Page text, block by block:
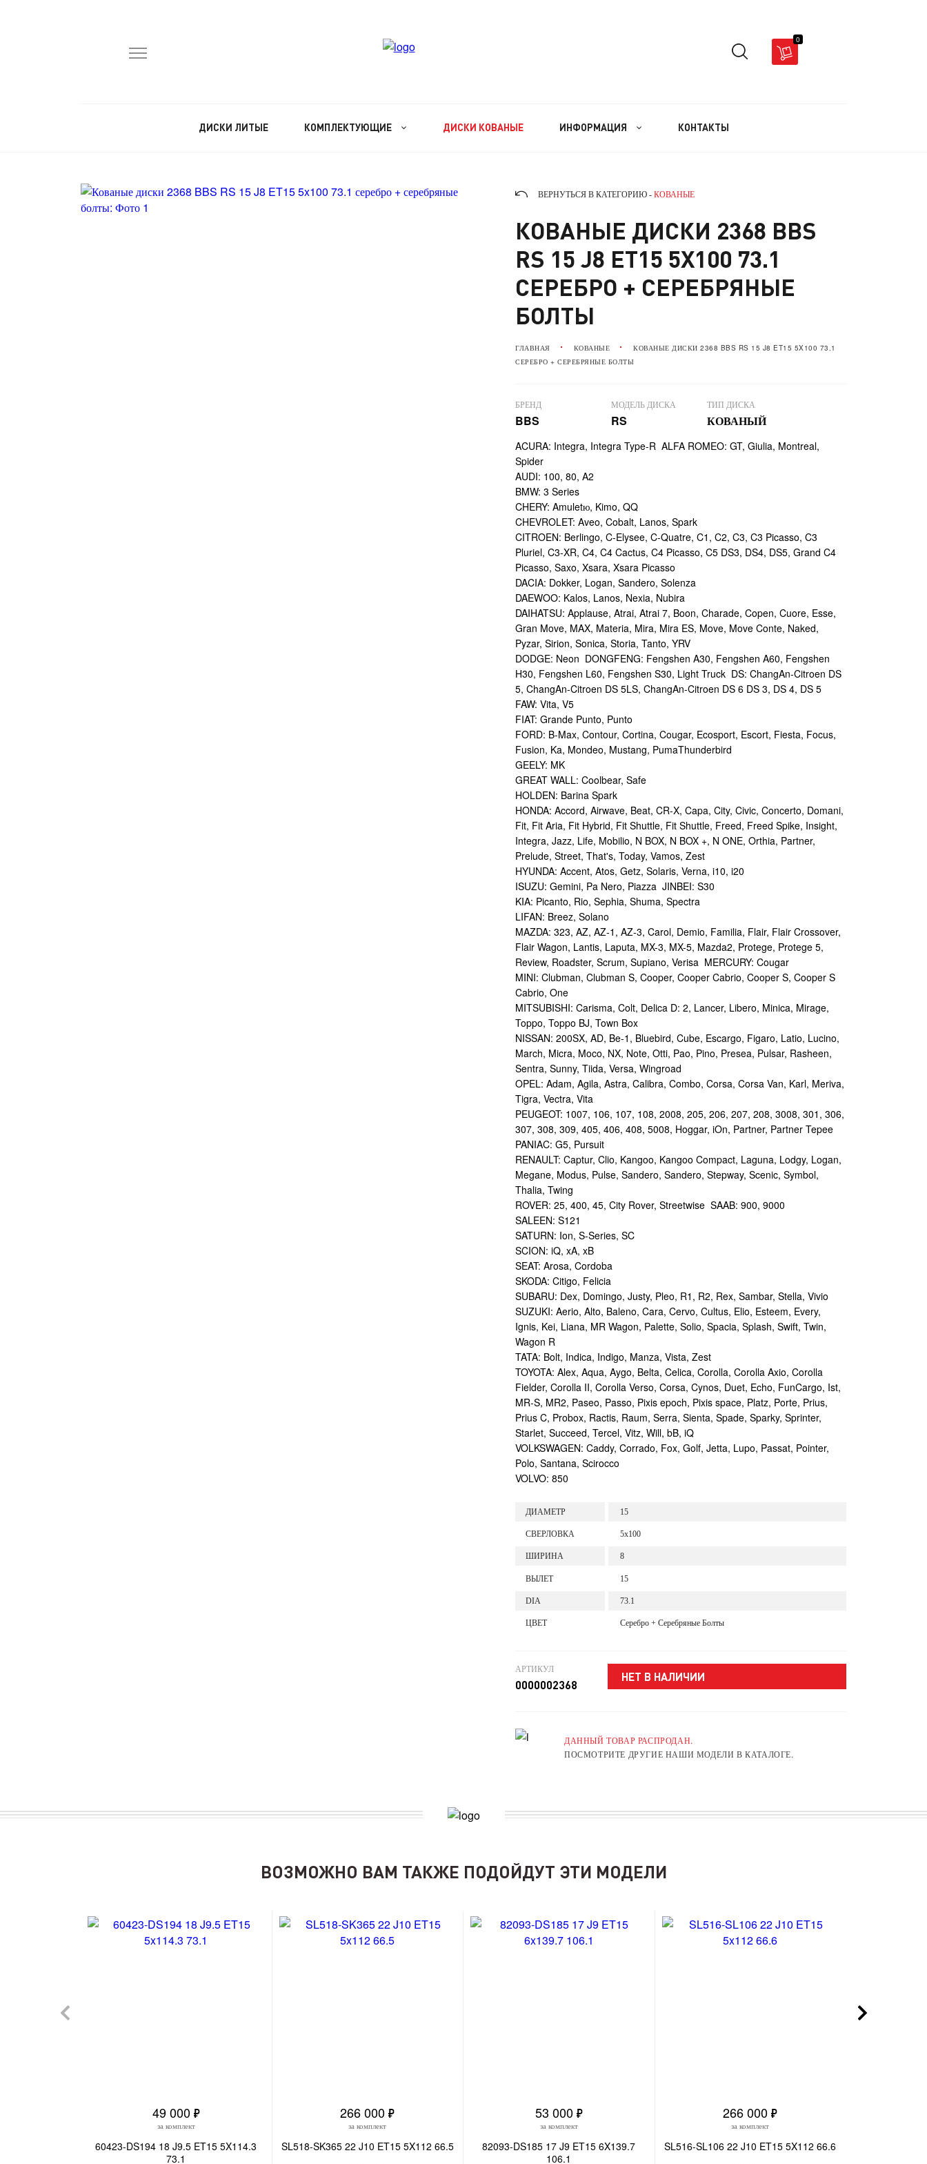
0
ДИСКИ ЛИТЫЕ КОМПЛЕКТУЮЩИЕ ДИСКИ КОВАНЫЕ ИНФОРМАЦИЯ КОНТАКТЫ
ВЕРНУТЬСЯ В КАТЕГОРИЮ - КОВАНЫЕ
КОВАНЫЕ ДИСКИ 2368 BBS
RS 15 J8 ET15 5X100 73.1
СЕРЕБРО + СЕРЕБРЯНЫЕ
БОЛТЫ
ГЛАВНАЯ КОВАНЫЕ
КОВАНЫЕ ДИСКИ 2368 BBS RS 15 J8 ET15 5X100 73.1
СЕРЕБРО + СЕРЕБРЯНЫЕ БОЛТЫ
БРЕНД
BBS
МОДЕЛЬ ДИСКА
RS
ТИП ДИСКА
КОВАНЫЙ
ACURA: Integra, Integra Type-R ALFA ROMEO: GT, Giulia, Montreal,
Spider
AUDI: 100, 80, A2
BMW: 3 Series
CHERY: Amuletю, Kimo, QQ
CHEVROLET: Aveo, Cobalt, Lanos, Spark
CITROEN: Berlingo, C-Elysee, C-Quatre, C1, C2, C3, C3 Picasso, C3
Pluriel, C3-XR, C4, C4 Cactus, C4 Picasso, C5 DS3, DS4, DS5, Grand C4
Picasso, Saxo, Xsara, Xsara Picasso
DACIA: Dokker, Logan, Sandero, Solenza
DAEWOO: Kalos, Lanos, Nexia, Nubira
DAIHATSU: Applause, Atrai, Atrai 7, Boon, Charade, Copen, Cuore, Esse,
Gran Move, MAX, Materia, Mira, Mira ES, Move, Move Conte, Naked,
Pyzar, Sirion, Sonica, Storia, Tanto, YRV
DODGE: Neon DONGFENG: Fengshen A30, Fengshen A60, Fengshen
H30, Fengshen L60, Fengshen S30, Light Truck DS: ChangAn-Citroen DS
5, ChangAn-Citroen DS 5LS, ChangAn-Citroen DS 6 DS 3, DS 4, DS 5
FAW: Vita, V5
FIAT: Grande Punto, Punto
FORD: B-Max, Contour, Cortina, Cougar, Ecosport, Escort, Fiesta, Focus,
Fusion, Ka, Mondeo, Mustang, PumaThunderbird
GEELY: MK
GREAT WALL: Coolbear, Safe
HOLDEN: Barina Spark
HONDA: Accord, Airwave, Beat, CR-X, Capa, City, Civic, Concerto, Domani,
Fit, Fit Aria, Fit Hybrid, Fit Shuttle, Fit Shuttle, Freed, Freed Spike, Insight,
Integra, Jazz, Life, Mobilio, N BOX, N BOX +, N ONE, Orthia, Partner,
Prelude, Street, That's, Today, Vamos, Zest
HYUNDA: Accent, Atos, Getz, Solaris, Verna, i10, i20
ISUZU: Gemini, Pa Nero, Piazza JINBEI: S30
KIA: Picanto, Rio, Sephia, Shuma, Spectra
LIFAN: Breez, Solano
MAZDA: 323, AZ, AZ-1, AZ-3, Carol, Demio, Familia, Flair, Flair Crossover,
Flair Wagon, Lantis, Laputa, MX-3, MX-5, Mazda2, Protege, Protege 5,
Review, Roadster, Scrum, Supiano, Verisa MERCURY: Cougar
MINI: Clubman, Clubman S, Cooper, Cooper Cabrio, Cooper S, Cooper S
Cabrio, One
MITSUBISHI: Carisma, Colt, Delica D: 2, Lancer, Libero, Minica, Mirage,
Toppo, Toppo BJ, Town Box
NISSAN: 200SX, AD, Be-1, Bluebird, Cube, Escargo, Figaro, Latio, Lucino,
March, Micra, Moco, NX, Note, Otti, Pao, Pino, Presea, Pulsar, Rasheen,
Sentra, Sunny, Tiida, Versa, Wingroad
OPEL: Adam, Agila, Astra, Calibra, Combo, Corsa, Corsa Van, Karl, Meriva,
Tigra, Vectra, Vita
PEUGEOT: 1007, 106, 107, 108, 2008, 205, 206, 207, 208, 3008, 301, 306,
307, 308, 309, 405, 406, 408, 5008, Hoggar, iOn, Partner, Partner Tepee
PANIAC: G5, Pursuit
RENAULT: Captur, Clio, Kangoo, Kangoo Compact, Laguna, Lodgy, Logan,
Megane, Modus, Pulse, Sandero, Sandero, Stepway, Scenic, Symbol,
Thalia, Twing
ROVER: 25, 400, 45, City Rover, Streetwise SAAB: 900, 9000
SALEEN: S121
SATURN: Ion, S-Series, SC
SCION: iQ, xA, xB
SEAT: Arosa, Cordoba
SKODA: Citigo, Felicia
SUBARU: Dex, Domingo, Justy, Pleo, R1, R2, Rex, Sambar, Stella, Vivio
SUZUKI: Aerio, Alto, Baleno, Cara, Cervo, Cultus, Elio, Esteem, Every,
Ignis, Kei, Liana, MR Wagon, Palette, Solio, Spacia, Splash, Swift, Twin,
Wagon R
TATA: Bolt, Indica, Indigo, Manza, Vista, Zest
TOYOTA: Alex, Aqua, Aygo, Belta, Celica, Corolla, Corolla Axio, Corolla
Fielder, Corolla II, Corolla Verso, Corsa, Cynos, Duet, Echo, FunCargo, Ist,
MR-S, MR2, Paseo, Passo, Pixis epoch, Pixis space, Platz, Porte, Prius,
Prius C, Probox, Ractis, Raum, Serra, Sienta, Spade, Sparky, Sprinter,
Starlet, Succeed, Tercel, Vitz, Will, bB, iQ
VOLKSWAGEN: Caddy, Corrado, Fox, Golf, Jetta, Lupo, Passat, Pointer,
Polo, Santana, Scirocco
VOLVO: 850
ДИАМЕТР 15
СВЕРЛОВКА 5x100
ШИРИНА 8
ВЫЛЕТ 15
DIA 73.1
ЦВЕТ Серебро + Серебряные Болты
АРТИКУЛ
0000002368
НЕТ В НАЛИЧИИ
ДАННЫЙ ТОВАР РАСПРОДАН.
ПОСМОТРИТЕ ДРУГИЕ НАШИ МОДЕЛИ В КАТАЛОГЕ.
ВОЗМОЖНО ВАМ ТАКЖЕ ПОДОЙДУТ ЭТИ МОДЕЛИ
49 000
за комплект
60423-DS194 18 J9.5 ET15 5X114.3
73.1
266 000
за комплект
SL518-SK365 22 J10 ET15 5X112 66.5
53 000
за комплект
82093-DS185 17 J9 ET15 6X139.7
106.1
266 000
за комплект
SL516-SL106 22 J10 ET15 5X112 66.6